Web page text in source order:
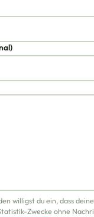
willigst du ein, dass
Zwecke ohne